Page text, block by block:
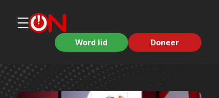
Word lid Doneer